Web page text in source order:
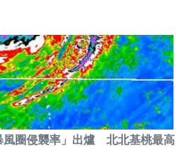
風圈侵襲率」出爐 北北基桃最高